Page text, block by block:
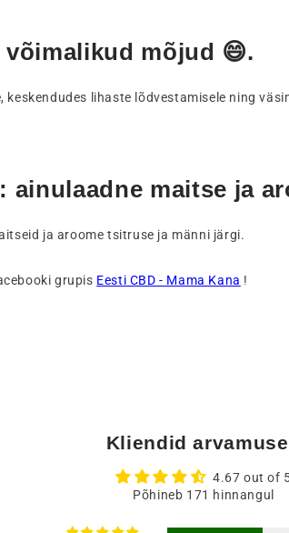
võimalikud mõjud 😄.
lihaste lõdvestamisele ning
ainulaadne maitse ja
ja aroome tsitruse ja männi järgi.
grupis Eesti CBD - Mama Kana !
Kliendid
4.67 out of
Põhineb 171 hinnangul